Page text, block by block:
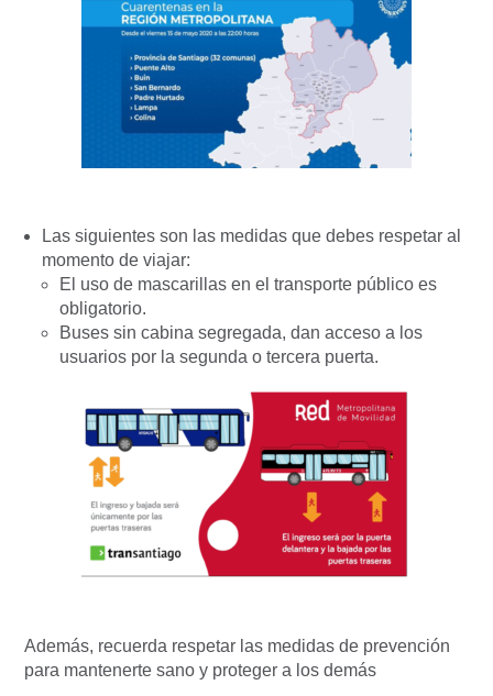
Las siguientes son las medidas que debes respetar al
momento de viajar:
El uso de mascarillas en el transporte público es
obligatorio.
Buses sin cabina segregada, dan acceso a los
usuarios por la segunda o tercera puerta.
Además, recuerda respetar las medidas de prevención
para mantenerte sano y proteger a los demás